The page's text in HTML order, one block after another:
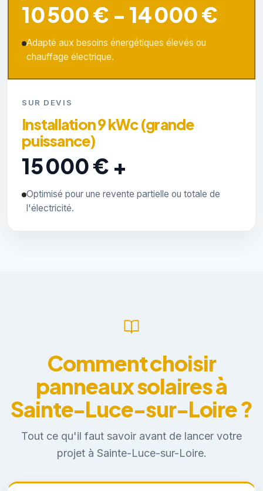
10 500 € - 14 000 €
Adapté aux besoins énergétiques élevés ou
chauffage électrique.
SUR DEVIS
Installation 9 kWc (grande
puissance)
15 000 € +
Optimisé pour une revente partielle ou totale de
l'électricité.
Comment choisir
panneaux solaires à
Sainte-Luce-sur-Loire ?
Tout ce qu'il faut savoir avant de lancer votre
projet à Sainte-Luce-sur-Loire.